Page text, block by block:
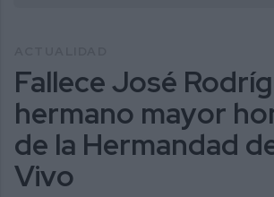
Fallece José
hermano mayor
de la Hermandad
Vivo